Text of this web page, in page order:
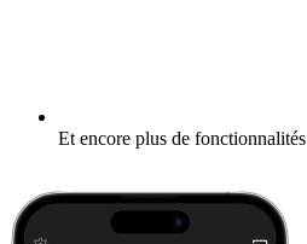
Et encore plus de fonctionnalités